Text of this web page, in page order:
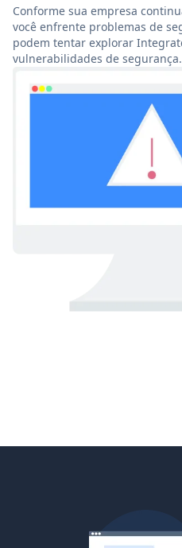
Conforme sua empresa
você enfrente problemas de
podem tentar explorar
vulnerabilidades de segurança.